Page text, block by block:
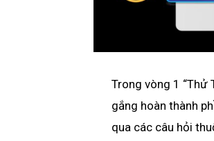
Trong vòng 1 “Thử
gắng hoàn thành
qua các câu hỏi